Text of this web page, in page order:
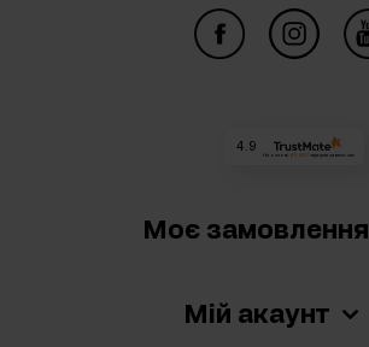
Моє замовлення
Мій акаунт
4.9
На основі 69 860 відгуків за весь час